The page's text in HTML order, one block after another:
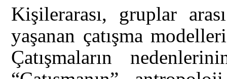
Kişilerarası, gruplar
yaşanan çatışma
Çatışmaların